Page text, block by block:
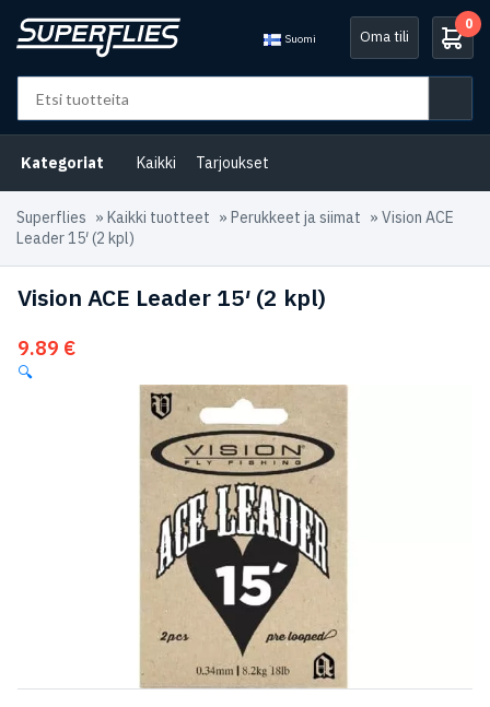
Suomi Oma tili
0
Kategoriat Kaikki Tarjoukset
Superflies » Kaikki tuotteet » Perukkeet ja siimat » Vision ACE
Leader 15′ (2 kpl)
Vision ACE Leader 15′ (2 kpl)
9.89 €
🔍